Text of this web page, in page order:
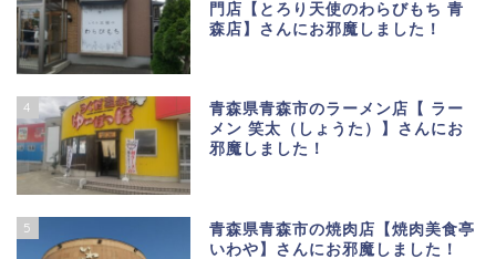
門店【とろり天使のわらびもち 青
森店】さんにお邪魔しました！
4
青森県青森市のラーメン店【 ラー
メン 笑太（しょうた）】さんにお
邪魔しました！
5
青森県青森市の焼肉店【焼肉美食亭
いわや】さんにお邪魔しました！